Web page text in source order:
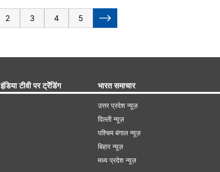
2 3 4 5
इंडिया टीवी पर ट्रेंडिंग भारत समाचार
उत्तर प्रदेश न्यूज़
दिल्ली न्यूज़
पश्चिम बंगाल न्यूज़
बिहार न्यूज़
मध्य प्रदेश न्यूज़